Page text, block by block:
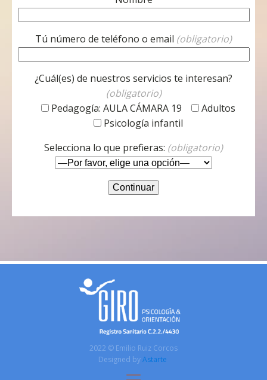
Tú número de teléfono o email (obligatorio)
¿Cuál(es) de nuestros servicios te interesan?
(obligatorio)
Pedagogía: AULA CÁMARA 19
Adultos
Psicología infantil
Selecciona lo que prefieras: (obligatorio)
2022 © Emilio Ruiz Corcos
Designed byAstarte